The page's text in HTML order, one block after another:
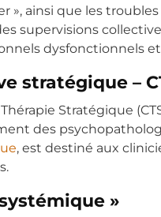
», ainsi que les
supervisions
dysfonctionnels
stratégique –
Stratégique
des
, est destiné aux
»